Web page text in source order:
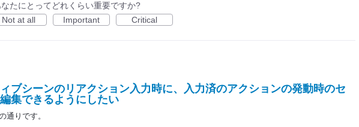
なたにとってどれくらい重要ですか?
Not at all
Important Critical
ブシーンのリアクション入力時に、入力済のアクションの発動時のセ
集できるようにしたい
通りです。